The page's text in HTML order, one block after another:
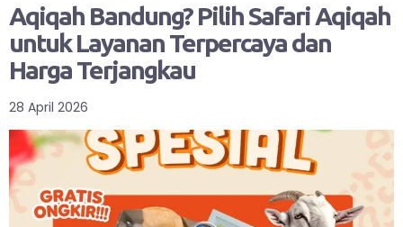
Aqiqah Bandung? Pilih Safari Aqiqah
untuk Layanan Terpercaya dan
Harga Terjangkau
28 April 2026